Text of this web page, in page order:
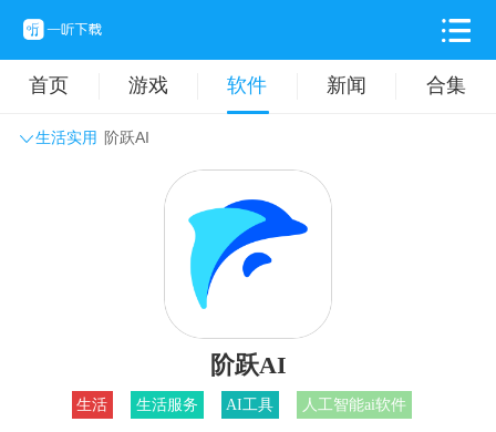
首页 游戏 软件 新闻 合集
生活实用 阶跃AI
主题壁纸 旅游出行
拍摄美化 时尚购物
阶跃AI
生活 生活服务 AI工具 人工智能ai软件